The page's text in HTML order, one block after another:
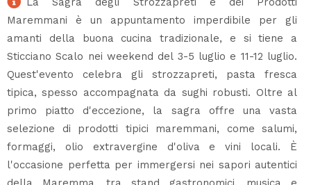
Maremmani è un appuntamento imperdibile per gli
amanti della buona cucina tradizionale, e si tiene a
Sticciano Scalo nei weekend del 3-5 luglio e 11-12 luglio.
Quest'evento celebra gli strozzapreti, pasta fresca
tipica, spesso accompagnata da sughi robusti. Oltre al
primo piatto d'eccezione, la sagra offre una vasta
selezione di prodotti tipici maremmani, come salumi,
formaggi, olio extravergine d'oliva e vini locali. È
l'occasione perfetta per immergersi nei sapori autentici